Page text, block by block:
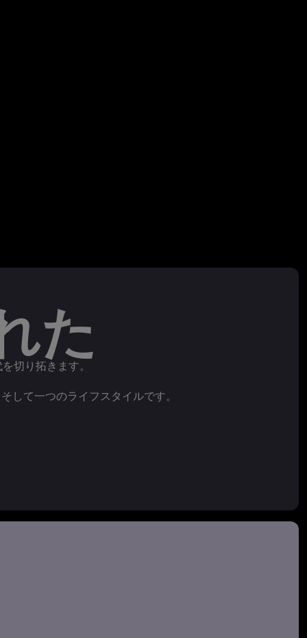
た
切り拓きます。
して一つのライフスタイルです。